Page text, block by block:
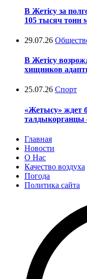
В Жетісу за
105 тысяч тонн
29.07.26
В Жетісу
хищников
25.07.26 Спорт
«Жетысу» ждет
Главная
Новости
О Нас
Качество воздуха
Погода
Политика сайта